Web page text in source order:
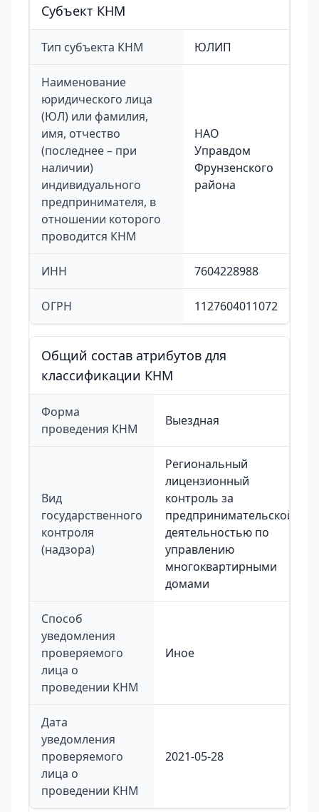
Cубъект КНМ
Тип субъекта КНМ ЮЛИП
Наименование
юридического лица
(ЮЛ) или фамилия,
имя, отчество
(последнее – при
наличии)
индивидуального
предпринимателя, в
отношении которого
проводится КНМ
НАО
Управдом
Фрунзенского
района
ИНН 7604228988
ОГРН 1127604011072
Общий состав атрибутов для
классификации КНМ
Форма
проведения КНМ
Выездная
Вид
государственного
контроля
(надзора)
Региональный
лицензионный
контроль за
предпринимательской
деятельностью по
управлению
многоквартирными
домами
Способ
уведомления
проверяемого
лица о
проведении КНМ
Иное
Дата
уведомления
проверяемого
лица о
проведении КНМ
2021-05-28